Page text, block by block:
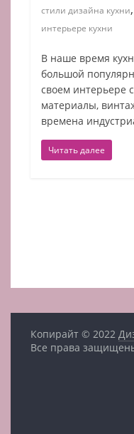
стили дизайна кухни
интерьере кухни
В наше время
большой
своем интерьере
материалы,
времена
Читать далее
Копирайт © 2022
Все права